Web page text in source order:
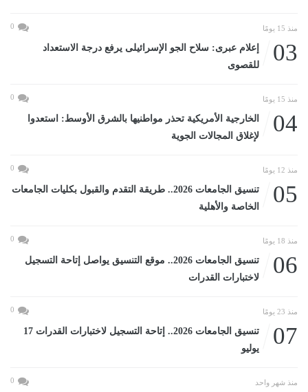
منذ 15 يومًا 0
03
إعلام عبرى: سلاح الجو الإسرائيلى يرفع درجة الاستعداد
للقصوى
منذ 15 يومًا 0
04
الخارجية الأمريكية تحذر مواطنيها بالشرق الأوسط: استعدوا
لإغلاق المجالات الجوية
منذ 12 يومًا 0
05
تنسيق الجامعات 2026.. طريقة التقدم والقبول بكليات الجامعات
الخاصة والأهلية
منذ 18 يومًا 0
06
تنسيق الجامعات 2026.. موقع التنسيق يواصل إتاحة التسجيل
لاختبارات القدرات
منذ 23 يومًا 0
07
تنسيق الجامعات 2026.. إتاحة التسجيل لاختبارات القدرات 17
يوليو
منذ شهر واحد 0